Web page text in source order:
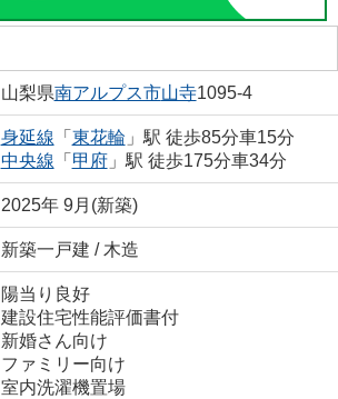
山梨県南アルプス市山寺1095-4
身延線 「 東花輪」駅 徒歩85分車15分
中央線 「 甲府」駅 徒歩175分車34分
2025年 9月(新築)
新築一戸建 / 木造
陽当り良好
建設住宅性能評価書付
新婚さん向け
ファミリー向け
室内洗濯機置場